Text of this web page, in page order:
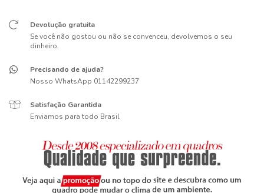
Devolução gratuita
Se você não gostou ou não se convenceu, devolvemos o seu
dinheiro.
Precisando de ajuda?
Nosso WhatsApp 01142299237
Satisfação Garantida
Enviamos para todo Brasil